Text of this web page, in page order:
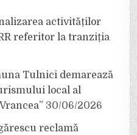
activităților
referitor la tranziția
Tulnici demarează
local al
30/06/2026
reclamă